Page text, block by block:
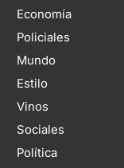
Economía
Policiales
Mundo
Estilo
Vinos
Sociales
Política